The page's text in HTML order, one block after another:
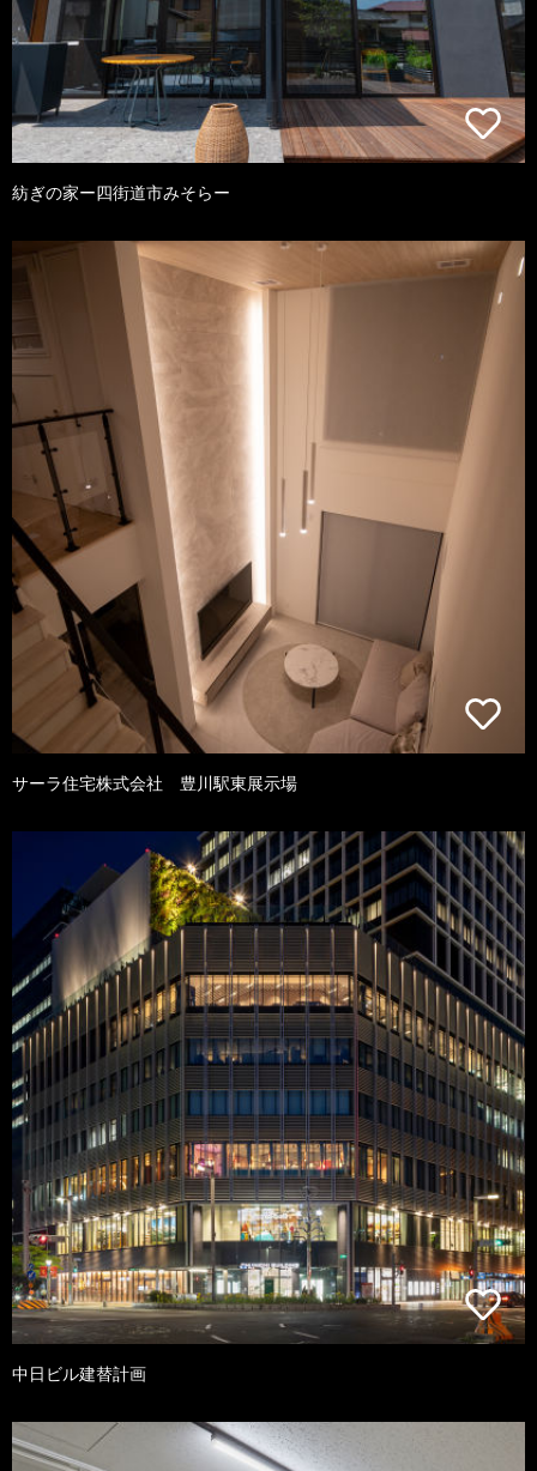
紡ぎの家ー四街道市みそらー
サーラ住宅株式会社 豊川駅東展示場
中日ビル建替計画